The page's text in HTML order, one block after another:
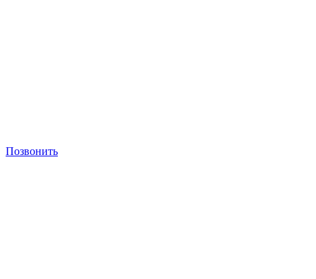
Позвонить